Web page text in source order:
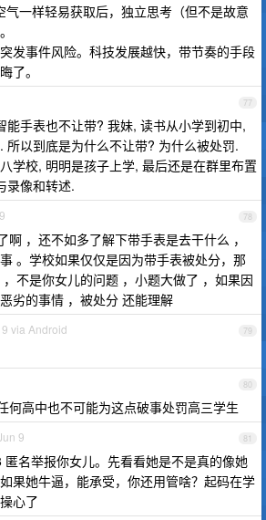
气一样轻易获取后，独立思考（但不是故意
发事件风险。科技发展越快，带节奏的手段
了。
77
能手表也不让带? 我妹, 读书从小学到初中,
所以到底是为什么不让带? 为什么被处罚.
学校, 明明是孩子上学, 最后还是在群里布置
录像和转述.
78
啊 ，还不如多了解下带手表是去干什么 ，
。学校如果仅仅是因为带手表被处分，那
不是你女儿的问题 ，小题大做了 ，如果因
劣的事情 ，被处分 还能理解
79
via Android
80
何高中也不可能为这点破事处罚高三学生
81
9
匿名举报你女儿。先看看她是不是真的像她
果她牛逼，能承受，你还用管啥？起码在学
心了